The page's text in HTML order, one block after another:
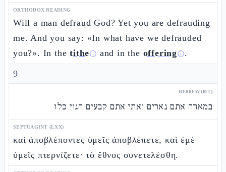
ORTHODOX READING
Will a man defraud God? Yet you are defrauding
me. And you say: «In what have we defrauded
you?». In thetitheⓘ and in the offeringⓘ.
9
HEBREW (MT)
במארה אתם נארים ואתי אתם קבעים הגוי כלו
SEPTUAGINT (LXX)
καὶ ἀποβλέποντες ὑμεῖς ἀποβλέπετε, καὶ ἐμὲ
ὑμεῖς πτερνίζετε· τὸ ἔθνος συνετελέσθη.